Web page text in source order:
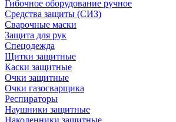
Гибочное оборудование ручное
Средства защиты (СИЗ)
Сварочные маски
Защита для рук
Спецодежда
Щитки защитные
Каски защитные
Очки защитные
Очки газосварщика
Респираторы
Наушники защитные
Наколенники защитные